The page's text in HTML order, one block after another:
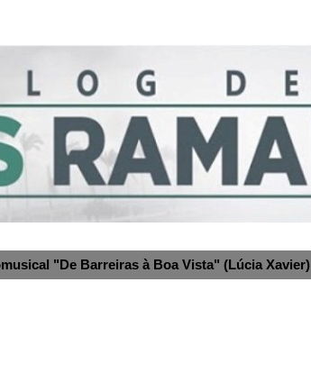
"De Barreiras à Boa Vista" (Lúcia Xavier)